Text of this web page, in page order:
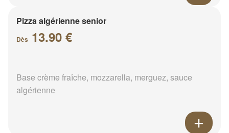
Pizza algérienne senior
Dès 13.90 €
Base crème fraîche, mozzarella, merguez, sauce
algérienne